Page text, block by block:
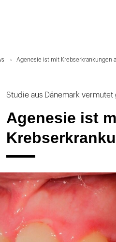
Agenesie ist mit Krebserkrankungen
Studie aus Dänemark
Agenesie ist